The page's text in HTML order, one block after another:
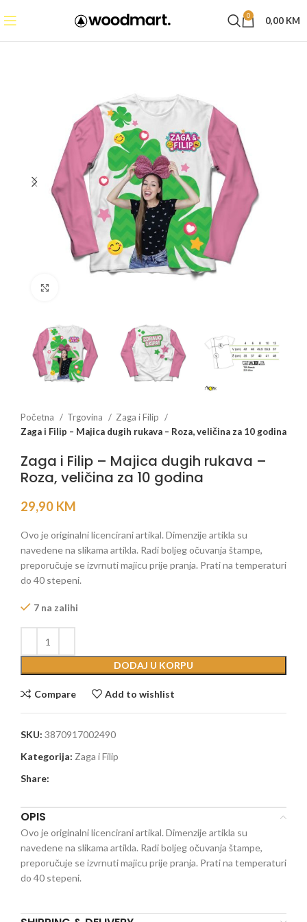
0 0,00 KM
Početna Trgovina
Zaga i Filip
Zaga i Filip – Majica dugih rukava – Roza, veličina za 10 godina
Zaga i Filip – Majica dugih rukava –
Roza, veličina za 10 godina
29,90 KM
Ovo je originalni licencirani artikal. Dimenzije artikla su
navedene na slikama artikla. Radi boljeg očuvanja štampe,
preporučuje se izvrnuti majicu prije pranja. Prati na temperaturi
do 40 stepeni.
7 na zalihi
DODAJ U KORPU
Compare Add to wishlist
SKU: 3870917002490
Kategorija: Zaga i Filip
Share:
OPIS
Ovo je originalni licencirani artikal. Dimenzije artikla su
navedene na slikama artikla. Radi boljeg očuvanja štampe,
preporučuje se izvrnuti majicu prije pranja. Prati na temperaturi
do 40 stepeni.